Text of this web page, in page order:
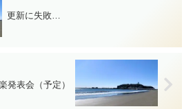
更新に失敗…
発表会（予定）